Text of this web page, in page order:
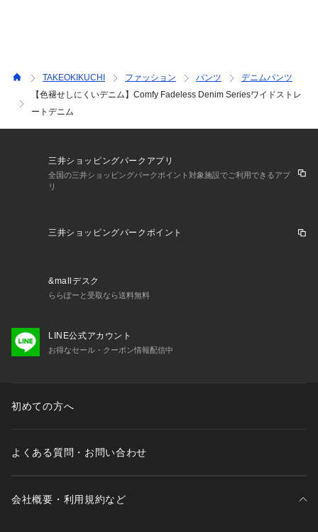
とせず、表情豊かに見せます。
見た目は本格的なデニムパンツですが、ウエストの後ろ部分に
はゴムを入れたバックシャーリング仕様を採用しました。
ベルト裏はスレキで仕立てることでウエスト周りを薄く仕上げ
るとともに、デニムの硬さを軽減し、柔らかな肌当たりを実現
しています。
・前ファスナー
・ウエスト後ろゴム
01サイズ（S）：160～170cm
02サイズ（M）：165～175cm
－ BRAND CONCEPT －
のミックススタイルを提案します。
▼商品のお気に入り
TAKEOKIKUCHI ファッション パンツ
デニムパンツ
【色褪せしにくいデニム】Comfy Fadeless Denim Seriesワイドストレ
ートデニム
三井ショッピングパークアプリ
全国の三井ショッピングパークポイント対象施設でご利用できるアプ
リ
三井ショッピングパークポイント
&mallデスク
ららぽーと受取なら送料無料
LINE公式アカウント
お得なセール・クーポン情報配信中
初めての方へ
よくある質問・お問い合わせ
会社概要・利用規約など